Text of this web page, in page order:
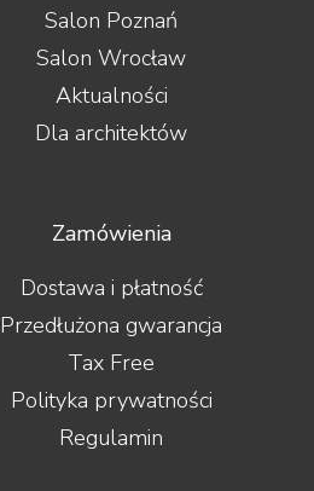
Salon Poznań
Salon Wrocław
Aktualności
Dla architektów
Zamówienia
Dostawa i płatność
Przedłużona gwarancja
Tax Free
Polityka prywatności
Regulamin